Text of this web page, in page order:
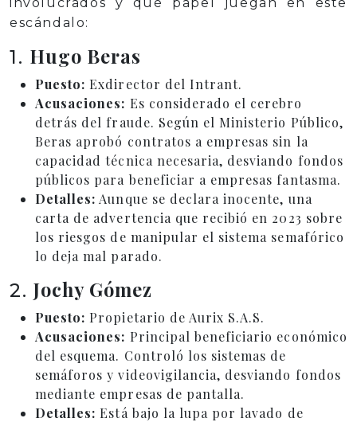
escándalo:
1. Hugo Beras
Puesto: Exdirector del Intrant.
Acusaciones: Es considerado el cerebro
detrás del fraude. Según el Ministerio Público,
Beras aprobó contratos a empresas sin la
capacidad técnica necesaria, desviando fondos
públicos para beneficiar a empresas fantasma.
Detalles: Aunque se declara inocente, una
carta de advertencia que recibió en 2023 sobre
los riesgos de manipular el sistema semafórico
lo deja mal parado.
2. Jochy Gómez
Puesto: Propietario de Aurix S.A.S.
Acusaciones: Principal beneficiario económico
del esquema. Controló los sistemas de
semáforos y videovigilancia, desviando fondos
mediante empresas de pantalla.
Detalles: Está bajo la lupa por lavado de